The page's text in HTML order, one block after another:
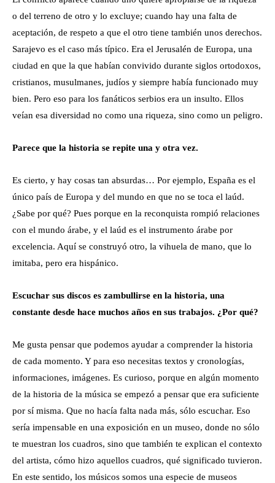
o del terreno de otro y lo excluye; cuando hay una falta de
aceptación, de respeto a que el otro tiene también unos derechos.
Sarajevo es el caso más típico. Era el Jerusalén de Europa, una
ciudad en que la que habían convivido durante siglos ortodoxos,
cristianos, musulmanes, judíos y siempre había funcionado muy
bien. Pero eso para los fanáticos serbios era un insulto. Ellos
veían esa diversidad no como una riqueza, sino como un peligro.
Parece que la historia se repite una y otra vez.
Es cierto, y hay cosas tan absurdas… Por ejemplo, España es el
único país de Europa y del mundo en que no se toca el laúd.
¿Sabe por qué? Pues porque en la reconquista rompió relaciones
con el mundo árabe, y el laúd es el instrumento árabe por
excelencia. Aquí se construyó otro, la vihuela de mano, que lo
imitaba, pero era hispánico.
Escuchar sus discos es zam­bullirse en la historia, ­una
constante desde hace muchos años en sus trabajos. ¿Por qué?
Me gusta pensar que podemos ayudar a comprender la historia
de cada momento. Y para eso necesitas textos y cronologías,
informaciones, imágenes. Es curioso, porque en algún momento
de la historia de la música se empezó a pensar que era suficiente
por sí misma. Que no hacía falta nada más, sólo escuchar. Eso
sería impensable en una exposición en un museo, donde no sólo
te muestran los cuadros, sino que también te explican el contexto
del artista, cómo hizo aquellos cuadros, qué significado tuvieron.
En este sentido, los músicos somos una especie de museos